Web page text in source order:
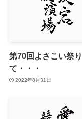
第70回よさこい祭
て・・・
2022年8月31日